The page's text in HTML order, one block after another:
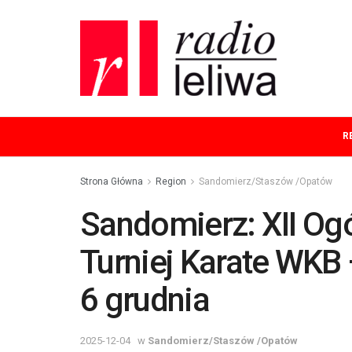
Strona Główna Region Sandomierz/Staszów /Opatów
Sandomierz: XII
Turniej Karate
6 grudnia
2025-12-04 w Sandomierz/Staszów /Opatów